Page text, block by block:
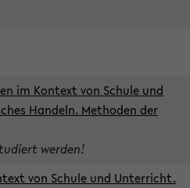
im Kontext von Schule und
Handeln. Methoden der
werden!
von Schule und Unterricht.